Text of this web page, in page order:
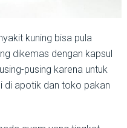
kuning bisa pula
dikemas dengan kapsul
pusing karena untuk
di apotik dan toko pakan